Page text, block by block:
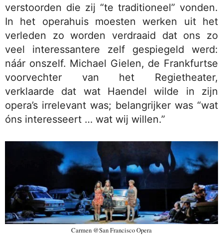
verstoorden die zij “te traditioneel” vonden.
In het operahuis moesten werken uit het
verleden zo worden verdraaid dat ons zo
veel interessantere zelf gespiegeld werd:
náár onszelf. Michael Gielen, de Frankfurtse
voorvechter van het Regietheater,
verklaarde dat wat Haendel wilde in zijn
opera’s irrelevant was; belangrijker was “wat
óns interesseert … wat wij willen.”
Carmen @San Francisco Opera